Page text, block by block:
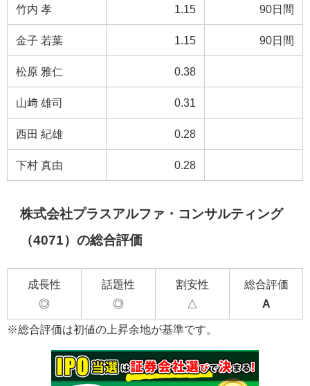
竹内 孝 1.15 90日間
金子 若葉 1.15 90日間
松原 雅仁 0.38
山﨑 雄司 0.31
西田 紀雄 0.28
下村 真由 0.28
株式会社プラスアルファ・コンサルティング
（4071）の総合評価
成長性
◎
話題性
◎
割安性
△
総合評価
A
※総合評価は初値の上昇余地が基準です。